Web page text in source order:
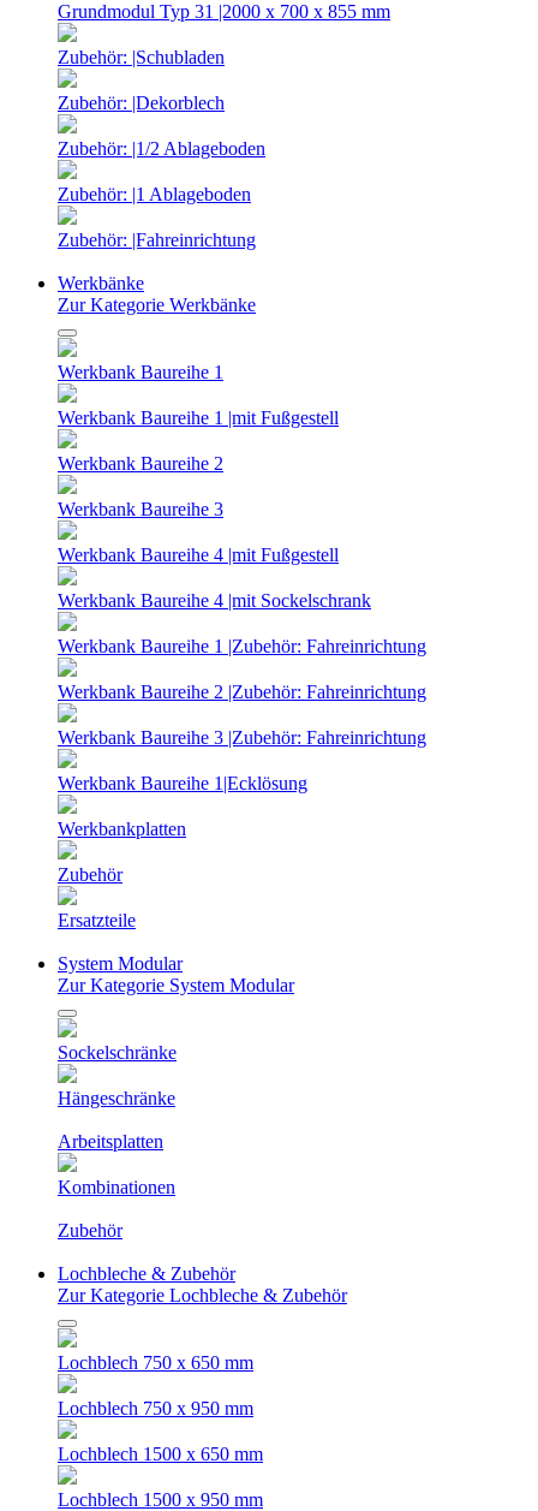
Grundmodul Typ 31 |2000 x 700 x 855 mm
Zubehör: |Schubladen
Zubehör: |Dekorblech
Zubehör: |1/2 Ablageboden
Zubehör: |1 Ablageboden
Zubehör: |Fahreinrichtung
Werkbänke
Zur Kategorie Werkbänke
Werkbank Baureihe 1
Werkbank Baureihe 1 |mit Fußgestell
Werkbank Baureihe 2
Werkbank Baureihe 3
Werkbank Baureihe 4 |mit Fußgestell
Werkbank Baureihe 4 |mit Sockelschrank
Werkbank Baureihe 1 |Zubehör: Fahreinrichtung
Werkbank Baureihe 2 |Zubehör: Fahreinrichtung
Werkbank Baureihe 3 |Zubehör: Fahreinrichtung
Werkbank Baureihe 1|Ecklösung
Werkbankplatten
Zubehör
Ersatzteile
System Modular
Zur Kategorie System Modular
Sockelschränke
Hängeschränke
Arbeitsplatten
Kombinationen
Zubehör
Lochbleche & Zubehör
Zur Kategorie Lochbleche & Zubehör
Lochblech 750 x 650 mm
Lochblech 750 x 950 mm
Lochblech 1500 x 650 mm
Lochblech 1500 x 950 mm